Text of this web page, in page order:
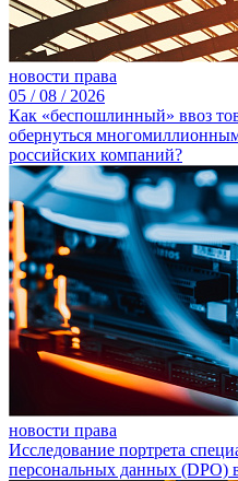
новости права
05 /08 / 2026
Как «беспошлинный» ввоз
обернуться
российских компаний?
новости права
Исследование портрета
персональных данных (DPO)